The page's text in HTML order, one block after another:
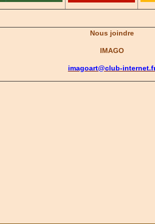
Nous joindre
IMAGO
imagoart@club-